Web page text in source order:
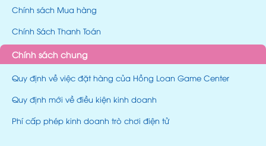
Chính sách Mua hàng
Chính Sách Thanh Toán
Chính sách chung
Quy định về việc đặt hàng của Hồng Loan Game Center
Quy định mới về điều kiện kinh doanh
Phí cấp phép kinh doanh trò chơi điện tử